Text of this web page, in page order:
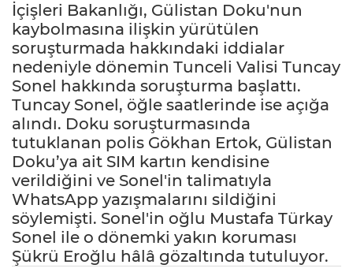
İçişleri Bakanlığı, Gülistan Doku'nun
kaybolmasına ilişkin yürütülen
soruşturmada hakkındaki iddialar
nedeniyle dönemin Tunceli Valisi Tuncay
Sonel hakkında soruşturma başlattı.
Tuncay Sonel, öğle saatlerinde ise açığa
alındı. Doku soruşturmasında
tutuklanan polis Gökhan Ertok, Gülistan
Doku’ya ait SIM kartın kendisine
verildiğini ve Sonel'in talimatıyla
WhatsApp yazışmalarını sildiğini
söylemişti. Sonel'in oğlu Mustafa Türkay
Sonel ile o dönemki yakın koruması
Şükrü Eroğlu hâlâ gözaltında tutuluyor.